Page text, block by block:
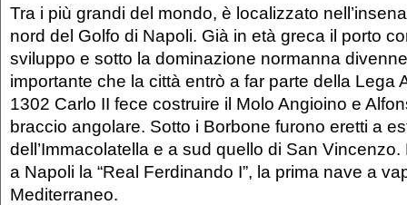
Tra i più grandi del mondo, è localizzato
nord del Golfo di Napoli. Già in età greca il porto
sviluppo e sotto la dominazione normanna
importante che la città entrò a far parte della Lega
1302 Carlo II fece costruire il Molo Angioino e
braccio angolare. Sotto i Borbone furono eretti a
dell’Immacolatella e a sud quello di San
a Napoli la “Real Ferdinando I”, la prima nave a
Mediterraneo.